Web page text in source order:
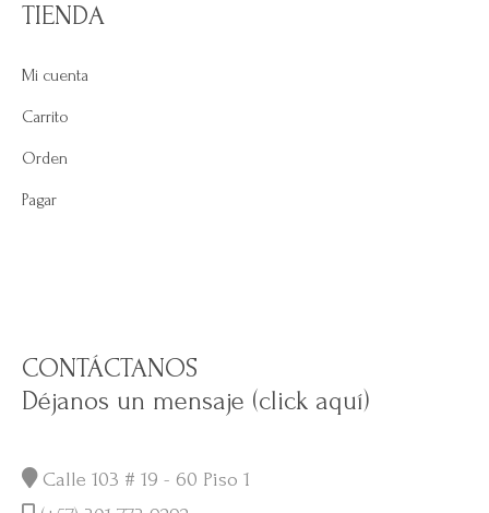
TIENDA
Mi cuenta
Carrito
Orden
Pagar
CONTÁCTANOS
Déjanos un mensaje (click aquí)
Calle 103 # 19 - 60 Piso 1